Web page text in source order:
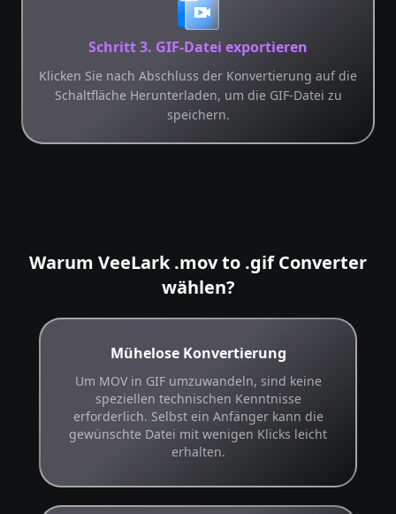
Schritt 3. GIF-Datei exportieren
Klicken Sie nach Abschluss der Konvertierung auf die
Schaltfläche Herunterladen, um die GIF-Datei zu
speichern.
Warum VeeLark .mov to .gif Converter
wählen?
Mühelose Konvertierung
Um MOV in GIF umzuwandeln, sind keine
speziellen technischen Kenntnisse
erforderlich. Selbst ein Anfänger kann die
gewünschte Datei mit wenigen Klicks leicht
erhalten.